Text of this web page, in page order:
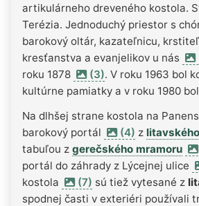
artikulárneho dreveného kostola.
Terézia. Jednoduchý priestor s
barokový oltár, kazateľnicu,
kresťanstva a evanjelikov u nás
roku 1878
(3). V roku 1963 bol
kultúrne pamiatky a v roku 1980
Na dlhšej strane kostola na
barokový portál
(4) z
tabuľou z gerečského mramoru
portál do záhrady z Lýcejnej ulice
kostola
(7) sú tiež vytesané z
spodnej časti v exteriéri používali